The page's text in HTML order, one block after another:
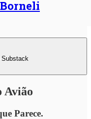
Substack
Avião
Parece.